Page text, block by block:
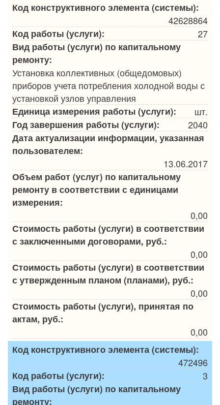
Код конструктивного элемента (системы):
42628864
Код работы (услуги):
27
Вид работы (услуги) по капитальному
ремонту:
Установка коллективных (общедомовых)
приборов учета потребления холодной воды с
установкой узлов управления
Единица измерения работы (услуги):
шт.
Год завершения работы (услуги):
2040
Дата актуализации информации, указанная
пользователем:
13.06.2017
Объем работ (услуг) по капитальному
ремонту в соответствии с единицами
измерения:
0,00
Стоимость работы (услуги) в соответствии
с заключенными договорами, руб.:
0,00
Стоимость работы (услуги) в соответствии
с утвержденным планом (планами), руб.:
0,00
Стоимость работы (услуги), принятая по
актам, руб.:
0,00
Код конструктивного элемента (системы):
472496
Код работы (услуги):
3
Вид работы (услуги) по капитальному
ремонту: